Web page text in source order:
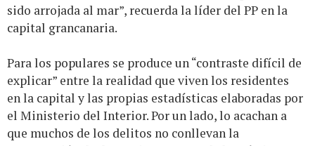
sido arrojada al mar”, recuerda la líder del PP en la
capital grancanaria.
Para los populares se produce un “contraste difícil de
explicar” entre la realidad que viven los residentes
en la capital y las propias estadísticas elaboradas por
el Ministerio del Interior. Por un lado, lo acachan a
que muchos de los delitos no conllevan la